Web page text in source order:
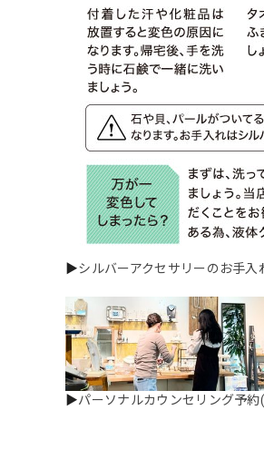
▶シルバーアクセサリーのお手
▶パーソナルカウンセリング予約